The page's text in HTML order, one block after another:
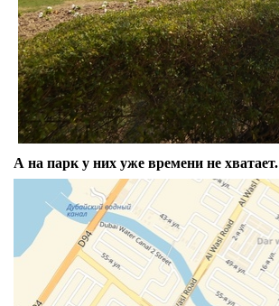
А на парк у них уже времени не хватает.